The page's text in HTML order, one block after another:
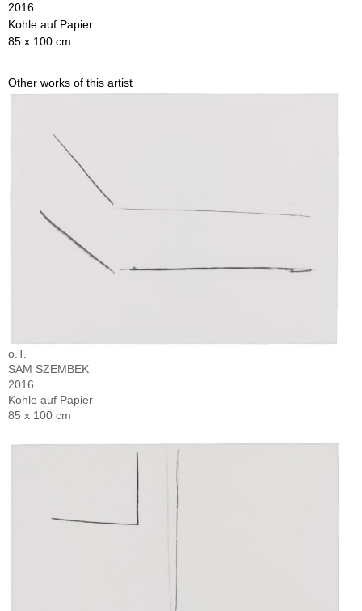
2016
Kohle auf Papier
85 x 100 cm
Other works of this artist
o.T.
SAM SZEMBEK
2016
Kohle auf Papier
85 x 100 cm